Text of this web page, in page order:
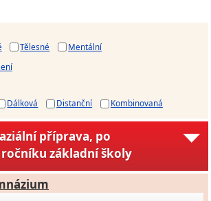
Tělesné
Mentální
Dálková Distanční Kombinovaná
příprava, po
základní školy